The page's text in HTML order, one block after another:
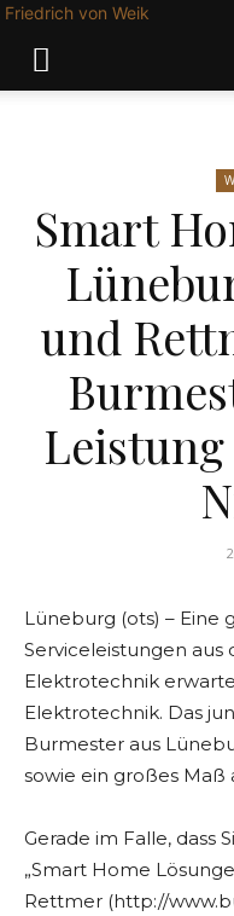
Friedrich von Weik
Smart
und
Lüneburg (ots) – Eine
Serviceleistungen aus
Elektrotechnik
Elektrotechnik. Das
Burmester aus
sowie ein großes Maß
Gerade im Falle, dass
„Smart Home
Rettmer (http://